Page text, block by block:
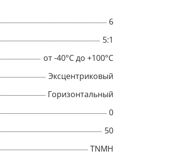
6
5:1
от -40°C до +100°C
Эксцентриковый
Горизонтальный
0
50
TNMH